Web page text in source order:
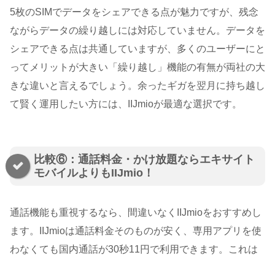
5枚のSIMでデータをシェアできる点が魅力ですが、残念
ながらデータの繰り越しには対応していません。データを
シェアできる点は共通していますが、多くのユーザーにと
ってメリットが大きい「繰り越し」機能の有無が両社の大
きな違いと言えるでしょう。余ったギガを翌月に持ち越し
て賢く運用したい方には、IIJmioが最適な選択です。
比較⑥：通話料金・かけ放題ならエキサイト
モバイルよりもIIJmio！
通話機能も重視するなら、間違いなくIIJmioをおすすめし
ます。IIJmioは通話料金そのものが安く、専用アプリを使
わなくても国内通話が30秒11円で利用できます。これは